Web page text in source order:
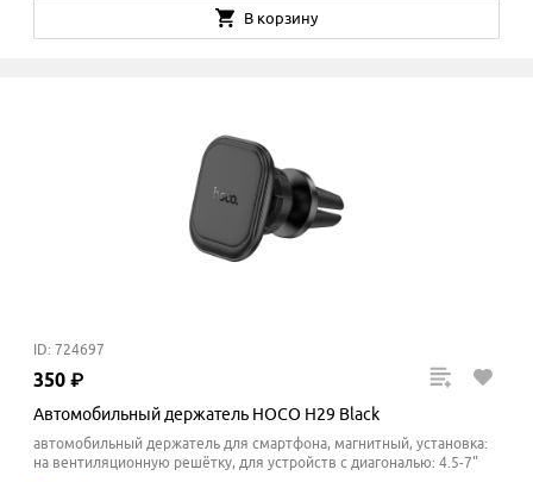
В корзину
ID: 724697
350 ₽
Автомобильный держатель HOCO H29 Black
автомобильный держатель для смартфона, магнитный, установка:
на вентиляционную решётку, для устройств с диагональю: 4.5-7"